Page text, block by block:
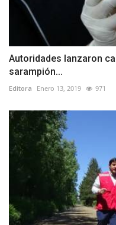
Autoridades lanzaron
sarampión...
Editora Enero 13, 2019 971